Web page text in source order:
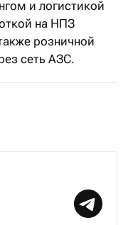
и логистикой
на НПЗ
розничной
сеть АЗС.